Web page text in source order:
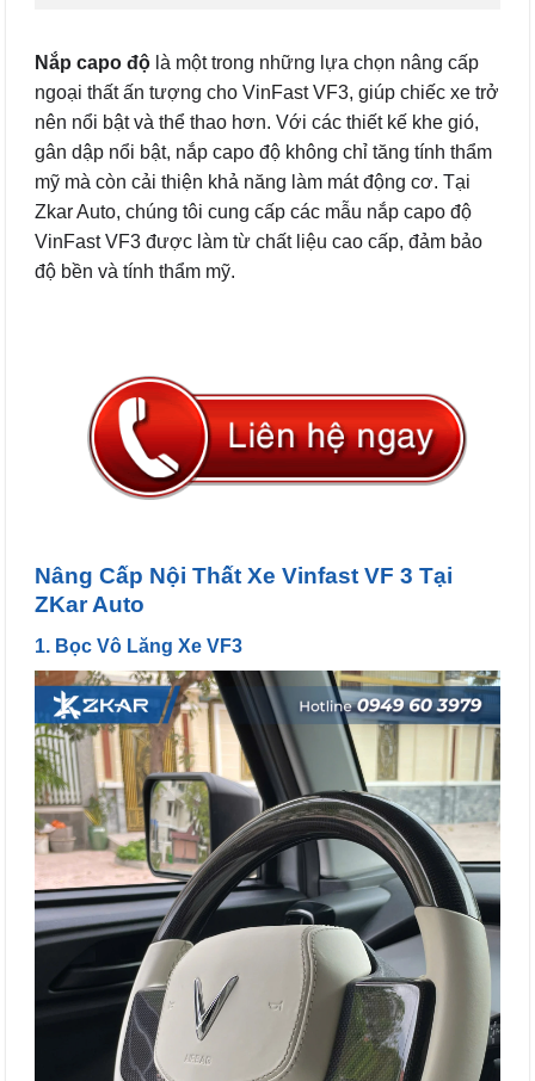
Nắp capo độ là một trong những lựa chọn nâng cấp
ngoại thất ấn tượng cho VinFast VF3, giúp chiếc xe trở
nên nổi bật và thể thao hơn. Với các thiết kế khe gió,
gân dập nổi bật, nắp capo độ không chỉ tăng tính thẩm
mỹ mà còn cải thiện khả năng làm mát động cơ. Tại
Zkar Auto, chúng tôi cung cấp các mẫu nắp capo độ
VinFast VF3 được làm từ chất liệu cao cấp, đảm bảo
độ bền và tính thẩm mỹ.
Nâng Cấp Nội Thất Xe Vinfast VF 3 Tại
ZKar Auto
1. Bọc Vô Lăng Xe VF3